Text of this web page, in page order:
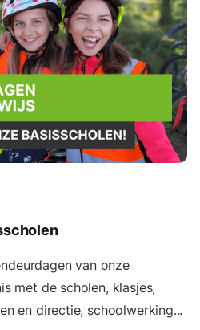
van onze
met de scholen, klasjes,
en directie, schoolwerking...